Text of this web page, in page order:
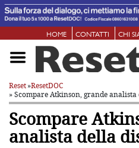
HOME CONTATTI CHI
Reset»ResetDOC
» Scompare Atkinson, grandeanalista
Scompare
analista della